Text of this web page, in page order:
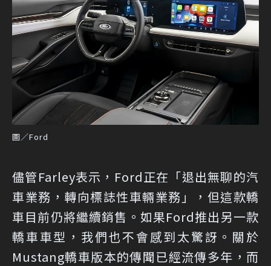
圖／Ford
儘管Farley表示，Ford正在「退出無聊的汽
車業務，轉向標誌性車輛業務」，但這款轎
車目前仍將繼續銷售。如果Ford推出另一款
轎車車型，我們也不會感到太驚訝。關於
Mustang轎車版本的傳聞已經流傳多年，而